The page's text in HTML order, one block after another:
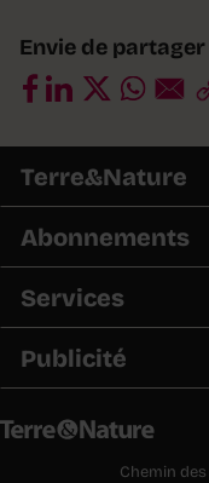
Envie de partager
Terre&Nature
Abonnements
Services
Publicité
Chemin des